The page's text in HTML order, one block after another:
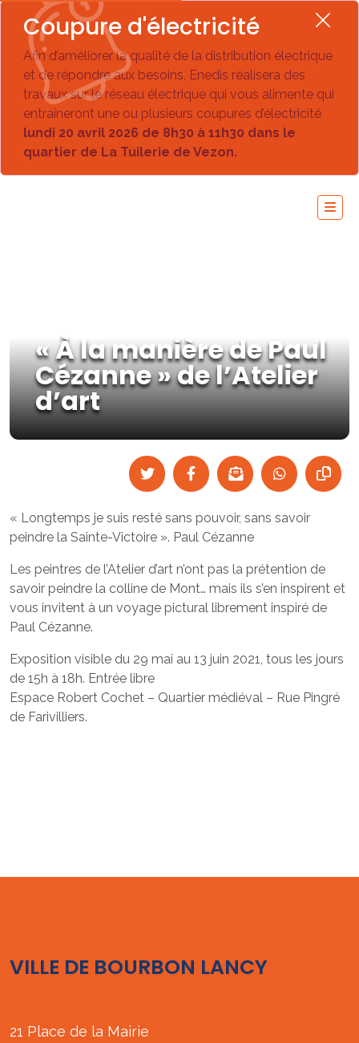
Coupure d'électricité
Afin d’améliorer la qualité de la distribution électrique
et de répondre aux besoins, Enedis réalisera des
travaux sur le réseau électrique qui vous alimente qui
entraîneront une ou plusieurs coupures d’électricité
lundi 20 avril 2026 de 8h30 à 11h30 dans le
quartier de La Tuilerie de Vezon.
« À la manière de Paul
Cézanne » de l’Atelier
d’art
« Longtemps je suis resté sans pouvoir, sans savoir
peindre la Sainte-Victoire ». Paul Cézanne
Les peintres de l’Atelier d’art n’ont pas la prétention de
savoir peindre la colline de Mont… mais ils s’en inspirent et
vous invitent à un voyage pictural librement inspiré de
Paul Cézanne.
Exposition visible du 29 mai au 13 juin 2021, tous les jours
de 15h à 18h. Entrée libre
Espace Robert Cochet – Quartier médiéval – Rue Pingré
de Farivilliers.
VILLE DE BOURBON LANCY
21 Place de la Mairie